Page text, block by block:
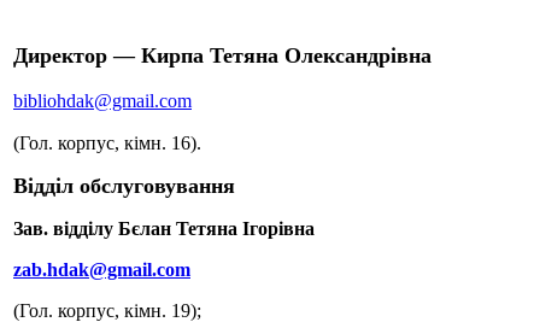
Директор — Кирпа Тетяна Олександрівна
bibliohdak@gmail.com
(Гол. корпус, кімн. 16).
Відділ обслуговування
Зав. відділу Бєлан Тетяна Ігорівна
zab.hdak@gmail.com
(Гол. корпус, кімн. 19);